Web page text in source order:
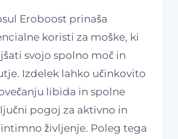
Eroboost prinaša
koristi za moške, ki
svojo spolno moč in
Izdelek lahko učinkovito
libida in spolne
pogoj za aktivno in
življenje. Poleg tega